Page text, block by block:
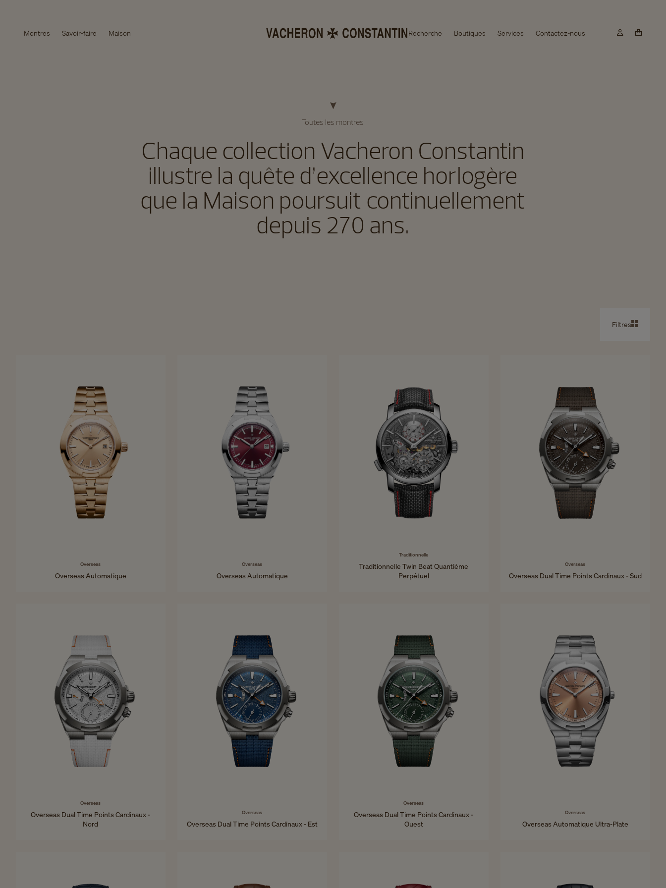
Montres Savoir-faire Maison Recherche Boutiques Services Contactez-nous
Toutes les montres
Chaque collection Vacheron Constantin
illustre la quête d’excellence horlogère
que la Maison poursuit continuellement
depuis 270 ans.
Filtres
Overseas
Overseas Automatique
Overseas
Overseas Automatique
Traditionnelle
Traditionnelle Twin Beat Quantième
Perpétuel
Overseas
Overseas Dual Time Points Cardinaux - Sud
Overseas
Overseas Dual Time Points Cardinaux -
Nord
Overseas
Overseas Dual Time Points Cardinaux - Est
Overseas
Overseas Dual Time Points Cardinaux -
Ouest
Overseas
Overseas Automatique Ultra-Plate